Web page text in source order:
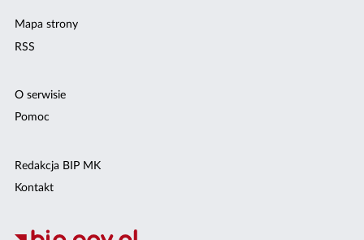
Mapa strony
RSS
O serwisie
Pomoc
Redakcja BIP MK
Kontakt